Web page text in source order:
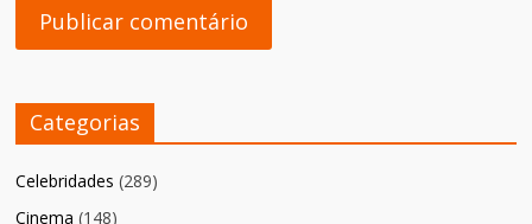
Categorias
Celebridades (289)
Cinema (148)